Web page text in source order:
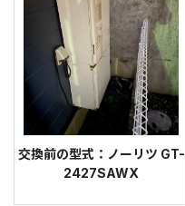
交換前の型式：ノーリツ GT-
2427SAWX